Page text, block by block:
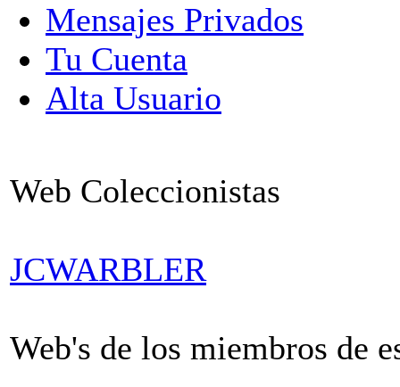
Mensajes Privados
Tu Cuenta
Alta Usuario
Web Coleccionistas
JCWARBLER
Web's de los miembros de